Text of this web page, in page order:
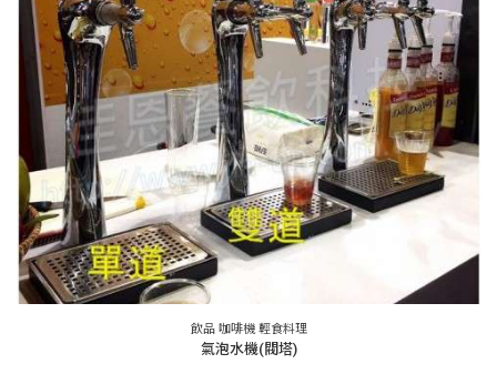
飲品 咖啡機 輕食料理
氣泡水機(閥塔)